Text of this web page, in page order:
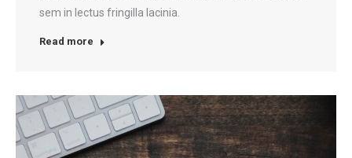
sem in lectus fringilla lacinia.
Read more